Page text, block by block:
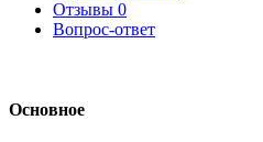
Отзывы 0
Вопрос-ответ
Основное